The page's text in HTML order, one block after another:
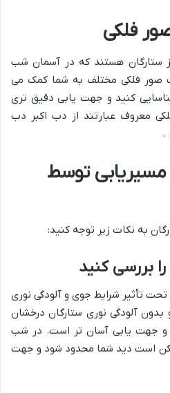
فلکی
ستارگان هستند که در آسمان شب
صور فلکی مختلف به شما کمک می
کنید و جهت یابی دقیق تری
معروف عبارتند از دب اکبر دب
.
مسیریابی توسط
به نکات زیر توجه کنید:
بررسی کنید
تأثیر شرایط جوی و آلودگی نوری
آلودگی نوری ستارگان درخشان
و جهت یابی آسان تر است. در شب
است دید شما محدود شود و جهت